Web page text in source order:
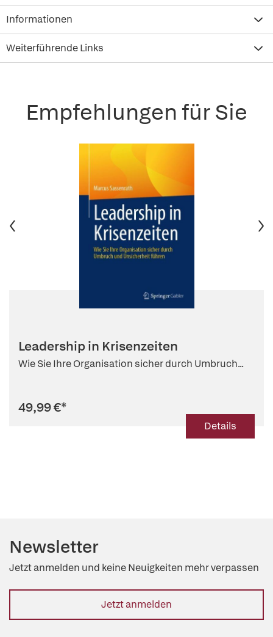
Informationen
Weiterführende Links
Empfehlungen für Sie
Leadership in Krisenzeiten
Wie Sie Ihre Organisation sicher durch Umbruch...
49,99 €*
Details
Newsletter
Jetzt anmelden und keine Neuigkeiten mehr verpassen
Jetzt anmelden